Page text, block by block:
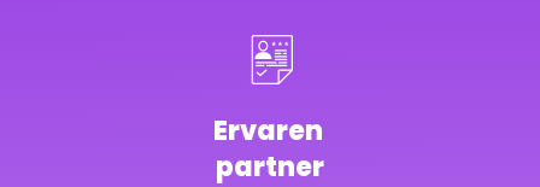
Ervaren
partner